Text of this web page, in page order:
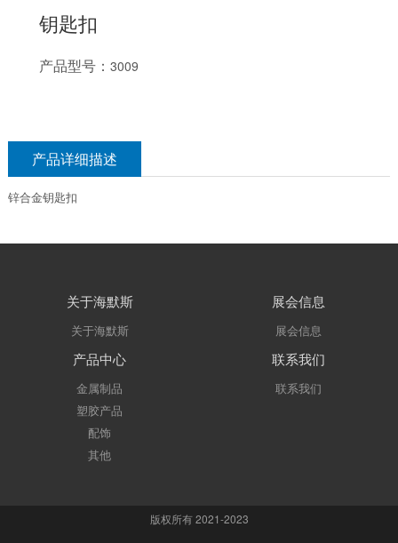
钥匙扣
产品型号：3009
产品详细描述
锌合金钥匙扣
关于海默斯
关于海默斯
展会信息
展会信息
产品中心
金属制品
塑胶产品
配饰
其他
联系我们
联系我们
版权所有 2021-2023